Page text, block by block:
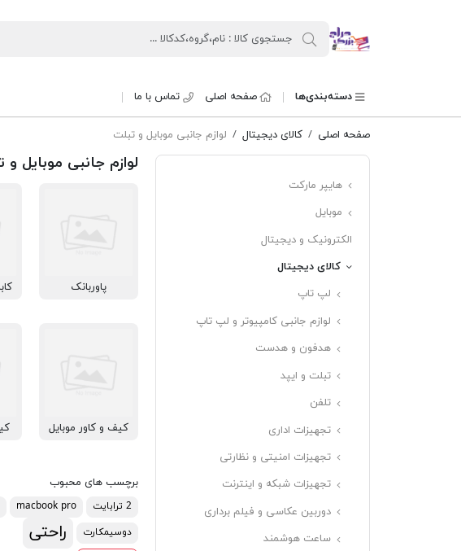
حراج بزرگ
دسته‌بندی‌ها صفحه اصلی تماس با ما
صفحه اصلی کالای دیجیتال لوازم جانبی موبایل و تبلت
هایپر مارکت
موبایل
الکترونیک و دیجیتال
کالای دیجیتال
لپ تاپ
لوازم جانبی کامپیوتر و لپ تاپ
هدفون و هدست
تبلت و ایپد
تلفن
تجهیزات اداری
تجهیزات امنیتی و نظارتی
تجهیزات شبکه و اینترنت
دوربین عکاسی و فیلم برداری
ساعت هوشمند
لوازم جانبی موبایل و
پاوربانک
کیف و کاور موبایل
برچسب های محبوب
2 ترابایت macbook pro
دوسیمکارت
راحتی